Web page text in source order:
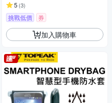
5 (3)
挑戰低價 券
加入購物車